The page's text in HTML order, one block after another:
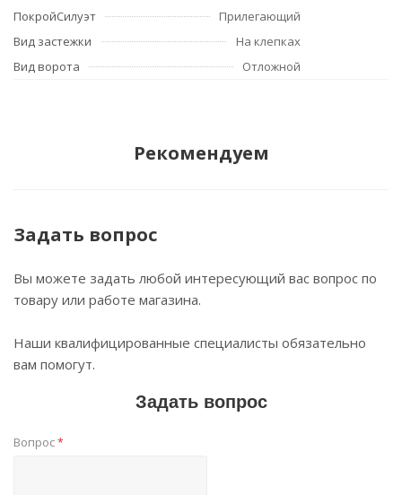
ПокройСилуэт
Прилегающий
Вид застежки
На клепках
Вид ворота
Отложной
Рекомендуем
Задать вопрос
Вы можете задать любой интересующий вас вопрос по
товару или работе магазина.
Наши квалифицированные специалисты обязательно
вам помогут.
Задать вопрос
Вопрос*